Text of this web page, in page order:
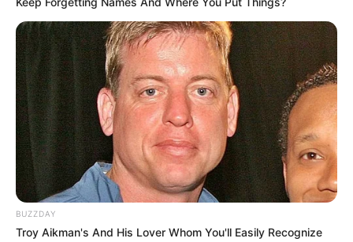
Δείτε όλες τις τελευταίεςΕιδήσεις από την Ελλάδα και
τον Κόσμο, τη στιγμή που συμβαίνουν, στοNewstok.gr.
BUZZDAY
Troy Aikman's And His Lover Whom You'll Easily Recognize